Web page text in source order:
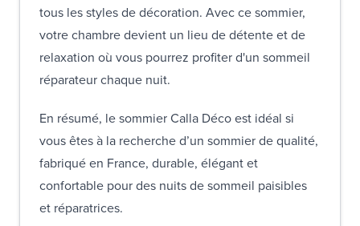
tous les styles de décoration. Avec ce sommier,
votre chambre devient un lieu de détente et de
relaxation où vous pourrez profiter d'un sommeil
réparateur chaque nuit.
En résumé, le sommier Calla Déco est idéal si
vous êtes à la recherche d’un sommier de qualité,
fabriqué en France, durable, élégant et
confortable pour des nuits de sommeil paisibles
et réparatrices.